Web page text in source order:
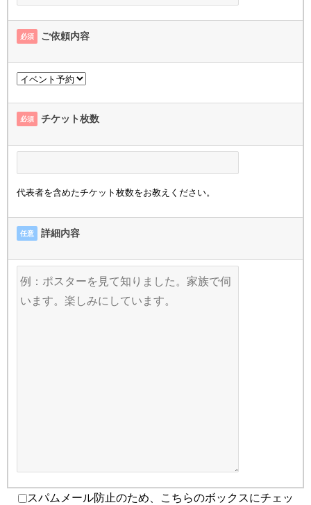
必須 ご依頼内容
必須 チケット枚数
代表者を含めたチケット枚数をお教えください。
任意 詳細内容
スパムメール防止のため、こちらのボックスにチェッ